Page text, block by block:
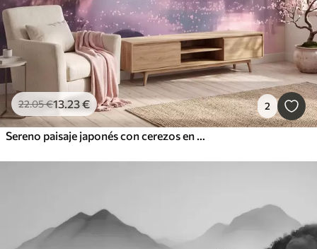
22.05€13.23€ 2
Sereno paisaje japonés con cerezos en flor y un lago de montaña al amanecer